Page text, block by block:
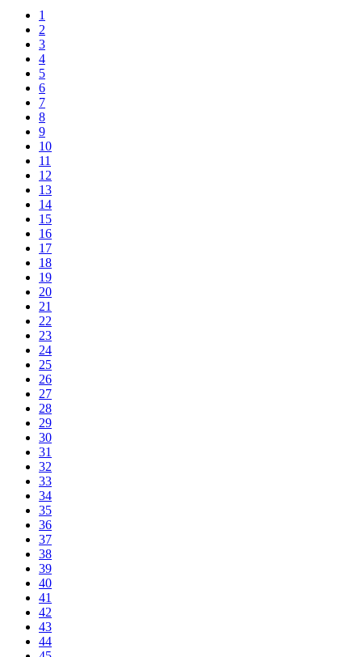
1
2
3
4
5
6
7
8
9
10
11
12
13
14
15
16
17
18
19
20
21
22
23
24
25
26
27
28
29
30
31
32
33
34
35
36
37
38
39
40
41
42
43
44